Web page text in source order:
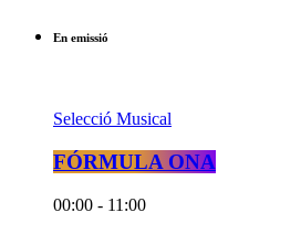
En emissió
Selecció Musical
FÓRMULA ONA
00:00 - 11:00